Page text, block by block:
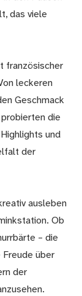
das viele
französischer
leckeren
Geschmack
die
und
der
ausleben
Ob
– die
Freude über
der